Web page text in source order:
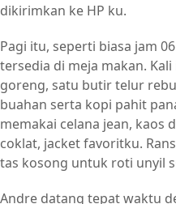
dikirimkan ke HP ku.
Pagi itu, seperti biasa jam
tersedia di meja makan.
goreng, satu butir telur
buahan serta kopi pahit
memakai celana jean, kaos
coklat, jacket favoritku.
tas kosong untuk roti unyil
Andre datang tepat waktu